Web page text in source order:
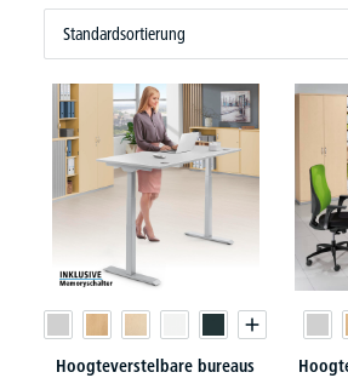
Hoogteverstelbare bureaus